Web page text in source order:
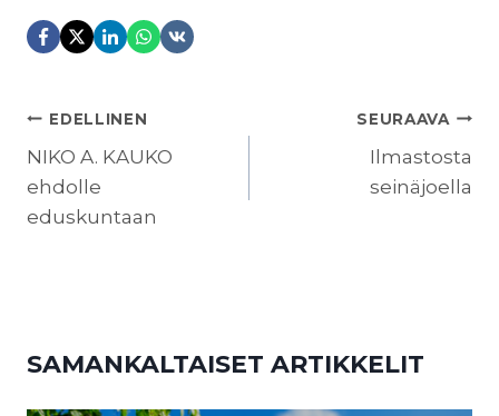
ARTIKKELIEN
SELAUS
EDELLINEN
NIKO A. KAUKO
ehdolle
eduskuntaan
SEURAAVA
Ilmastosta
seinäjoella
SAMANKALTAISET ARTIKKELIT